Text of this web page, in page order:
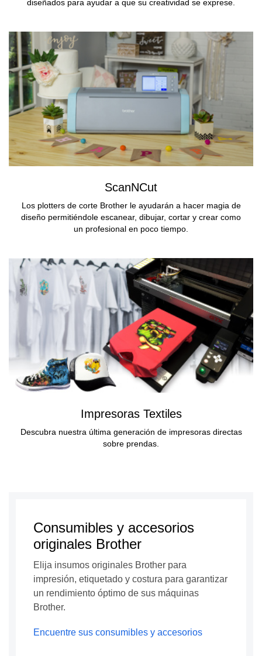
diseñados para ayudar a que su creatividad se exprese.
ScanNCut
Los plotters de corte Brother le ayudarán a hacer magia de
diseño permitiéndole escanear, dibujar, cortar y crear como
un profesional en poco tiempo.
Impresoras Textiles
Descubra nuestra última generación de impresoras directas
sobre prendas.
Consumibles y accesorios
originales Brother
Elija insumos originales Brother para
impresión, etiquetado y costura para garantizar
un rendimiento óptimo de sus máquinas
Brother.
Encuentre sus consumibles y accesorios